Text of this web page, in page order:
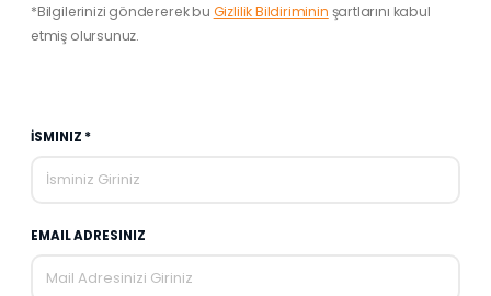
*Bilgilerinizi göndererek bu Gizlilik Bildiriminin şartlarını kabul
etmiş olursunuz.
İSMINIZ *
EMAIL ADRESINIZ